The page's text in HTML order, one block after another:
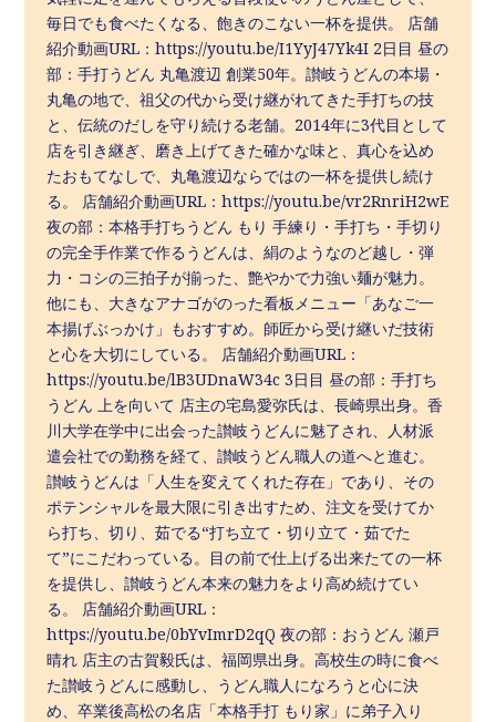
毎日でも食べたくなる、飽きのこない一杯を提供。 店舗
紹介動画URL：https://youtu.be/I1YyJ47Yk4I 2日目 昼の
部：手打うどん 丸亀渡辺 創業50年。讃岐うどんの本場・
丸亀の地で、祖父の代から受け継がれてきた手打ちの技
と、伝統のだしを守り続ける老舗。2014年に3代目として
店を引き継ぎ、磨き上げてきた確かな味と、真心を込め
たおもてなしで、丸亀渡辺ならではの一杯を提供し続け
る。 店舗紹介動画URL：https://youtu.be/vr2RnriH2wE
夜の部：本格手打ちうどん もり 手練り・手打ち・手切り
の完全手作業で作るうどんは、絹のようなのど越し・弾
力・コシの三拍子が揃った、艶やかで力強い麺が魅力。
他にも、大きなアナゴがのった看板メニュー「あなご一
本揚げぶっかけ」もおすすめ。師匠から受け継いだ技術
と心を大切にしている。 店舗紹介動画URL：
https://youtu.be/lB3UDnaW34c 3日目 昼の部：手打ち
うどん 上を向いて 店主の宅島愛弥氏は、長崎県出身。香
川大学在学中に出会った讃岐うどんに魅了され、人材派
遣会社での勤務を経て、讃岐うどん職人の道へと進む。
讃岐うどんは「人生を変えてくれた存在」であり、その
ポテンシャルを最大限に引き出すため、注文を受けてか
ら打ち、切り、茹でる“打ち立て・切り立て・茹でた
て”にこだわっている。目の前で仕上げる出来たての一杯
を提供し、讃岐うどん本来の魅力をより高め続けてい
る。 店舗紹介動画URL：
https://youtu.be/0bYvImrD2qQ 夜の部：おうどん 瀬戸
晴れ 店主の古賀毅氏は、福岡県出身。高校生の時に食べ
た讃岐うどんに感動し、うどん職人になろうと心に決
め、卒業後高松の名店「本格手打 もり家」に弟子入り